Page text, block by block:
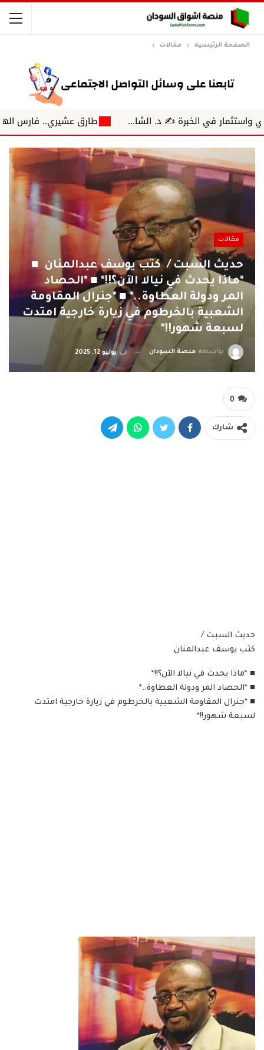
الصفحة الرئيسية مقالات
✍️ د. الشا... طارق عشيري.. فارس الهمسة حين دوى
مقالات
حديث السبت / كتب يوسف عبدالمنان ■
*ماذا يحدث في نيالا الآن؟!!* ■ *الحصاد
المر ودولة العطاوة..* ■ *جنرال المقاومة
الشعبية بالخرطوم في زيارة خارجية امتدت
لسبعة شهور!!*
بواسطة منصة السودان في يوليو 12, 2025
0
شارك
حديث السبت /
كتب يوسف عبدالمنان
■ *ماذا يحدث في نيالا الآن؟!!*
■ *الحصاد المر ودولة العطاوة..*
■ *جنرال المقاومة الشعبية بالخرطوم في زيارة خارجية امتدت
لسبعة شهور!!*